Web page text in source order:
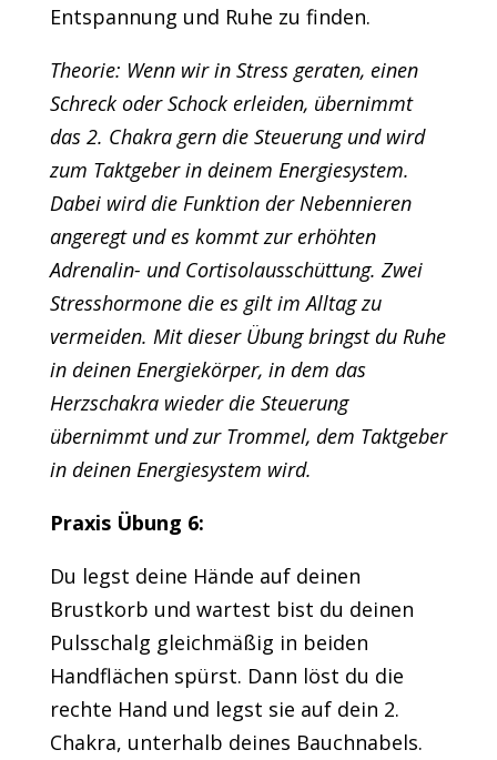
Entspannung und Ruhe zu finden.
Theorie: Wenn wir in Stress geraten, einen
Schreck oder Schock erleiden, übernimmt
das 2. Chakra gern die Steuerung und wird
zum Taktgeber in deinem Energiesystem.
Dabei wird die Funktion der Nebennieren
angeregt und es kommt zur erhöhten
Adrenalin- und Cortisolausschüttung. Zwei
Stresshormone die es gilt im Alltag zu
vermeiden. Mit dieser Übung bringst du Ruhe
in deinen Energiekörper, in dem das
Herzschakra wieder die Steuerung
übernimmt und zur Trommel, dem Taktgeber
in deinen Energiesystem wird.
Praxis Übung 6:
Du legst deine Hände auf deinen
Brustkorb und wartest bist du deinen
Pulsschalg gleichmäßig in beiden
Handflächen spürst. Dann löst du die
rechte Hand und legst sie auf dein 2.
Chakra, unterhalb deines Bauchnabels.